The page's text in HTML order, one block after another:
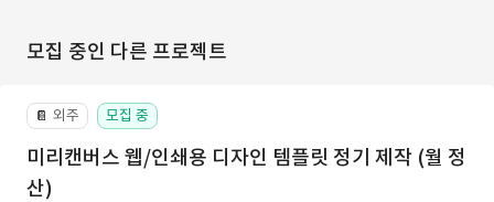
모집 중인 다른 프로젝트
📔 외주 모집 중
미리캔버스 웹/인쇄용 디자인 템플릿 정기 제작 (월 정
산)